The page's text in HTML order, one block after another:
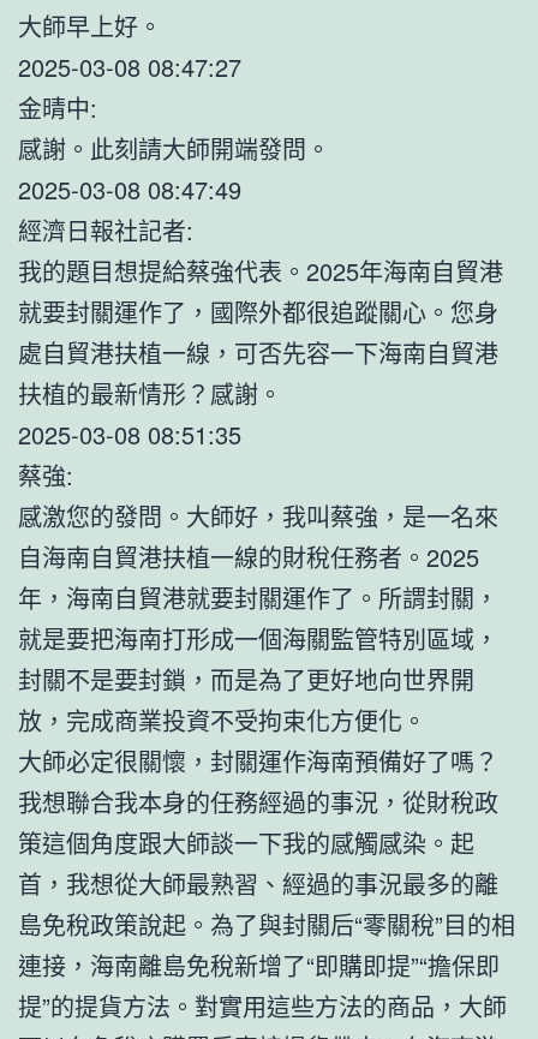
大師早上好。
2025-03-08 08:47:27
金晴中:
感謝。此刻請大師開端發問。
2025-03-08 08:47:49
經濟日報社記者:
我的題目想提給蔡強代表。2025年海南自貿港
就要封關運作了，國際外都很追蹤關心。您身
處自貿港扶植一線，可否先容一下海南自貿港
扶植的最新情形？感謝。
2025-03-08 08:51:35
蔡強:
感激您的發問。大師好，我叫蔡強，是一名來
自海南自貿港扶植一線的財稅任務者。2025
年，海南自貿港就要封關運作了。所謂封關，
就是要把海南打形成一個海關監管特別區域，
封關不是要封鎖，而是為了更好地向世界開
放，完成商業投資不受拘束化方便化。
大師必定很關懷，封關運作海南預備好了嗎？
我想聯合我本身的任務經過的事況，從財稅政
策這個角度跟大師談一下我的感觸感染。起
首，我想從大師最熟習、經過的事況最多的離
島免稅政策說起。為了與封關后“零關稅”目的相
連接，海南離島免稅新增了“即購即提”“擔保即
提”的提貨方法。對實用這些方法的商品，大師